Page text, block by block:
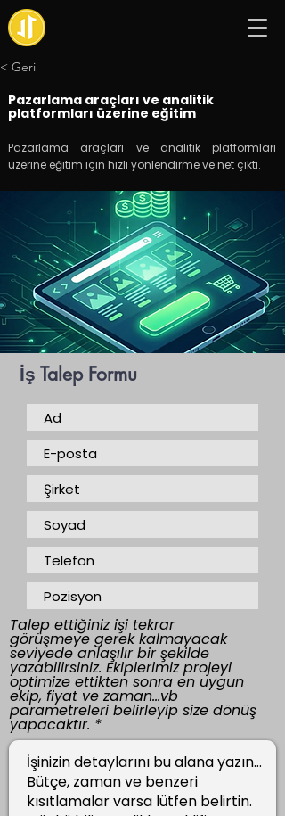
< Geri
Pazarlama araçları ve analitik
platformları üzerine eğitim
Pazarlama araçları ve analitik platformları
üzerine eğitim için hızlı yönlendirme ve net çıktı.
İş Talep Formu
Talep ettiğiniz işi tekrar
görüşmeye gerek kalmayacak
seviyede anlaşılır bir şekilde
yazabilirsiniz. Ekiplerimiz projeyi
optimize ettikten sonra en uygun
ekip, fiyat ve zaman...vb
parametreleri belirleyip size dönüş
yapacaktır.